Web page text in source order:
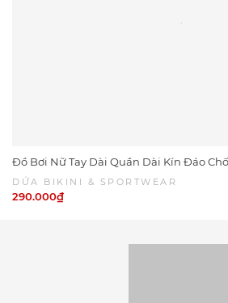
Đồ Bơi Nữ Tay Dài Quần Dài Kín Đáo
DỨA BIKINI & SPORTWEAR
DỨA BIKINI & SPORTWEAR
290.000₫